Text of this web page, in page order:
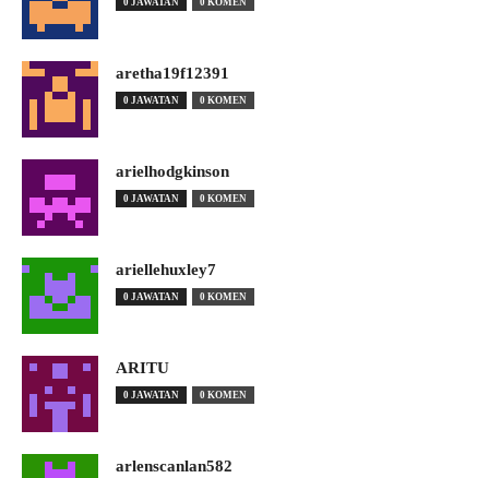
aretha19f12391
0 JAWATAN 0 KOMEN
arielhodgkinson
0 JAWATAN 0 KOMEN
ariellehuxley7
0 JAWATAN 0 KOMEN
ARITU
0 JAWATAN 0 KOMEN
arlenscanlan582